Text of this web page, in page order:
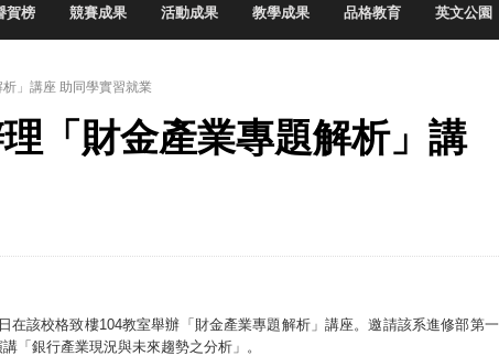
戲抱回金點新秀獎
2026 TSID 提出具體舊建築再利用提案
校院電腦動畫競賽嶄露頭角
」與「Wwise」雙認證
賀榜 競賽成果 活動成果 教學成果 品格教育 英文公園
」講座 助同學實習就業
「財金產業專題解析」講
在該校格致樓104教室舉辦「財金產業專題解析」講座。邀請該系進修部第一
「銀行產業現況與未來趨勢之分析」。